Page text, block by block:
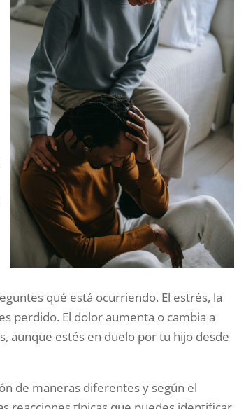
qué está ocurriendo. El estrés, la
perdido. El dolor aumenta o cambia a
aunque estés en duelo por tu hijo desde
de maneras diferentes y según el